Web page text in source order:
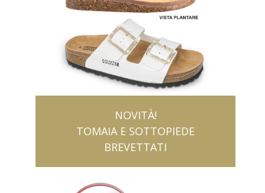
NOVITÀ!
TOMAIA E SOTTOPIEDE
BREVETTATI